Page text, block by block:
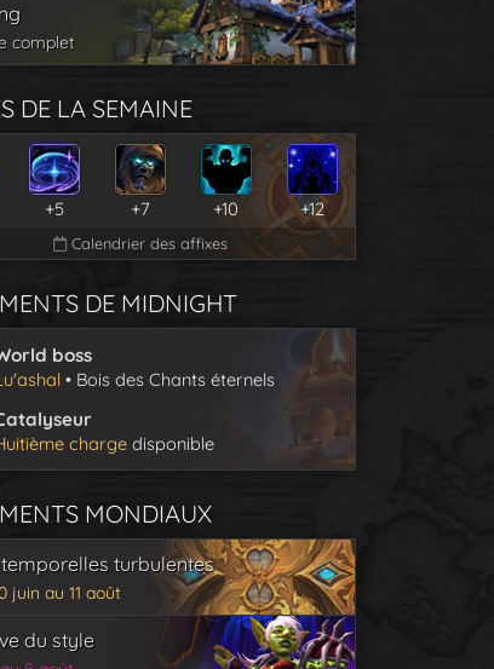
complet
DE LA SEMAINE
+5 +7 +10 +12
Calendrier des affixes
DE MIDNIGHT
boss
• Bois des Chants éternels
charge disponible
MONDIAUX
turbulentes
juin au 11 août
du style